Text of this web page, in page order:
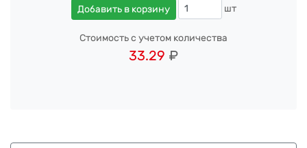
Добавить в корзину шт
Стоимость с учетом количества
33.29 ₽